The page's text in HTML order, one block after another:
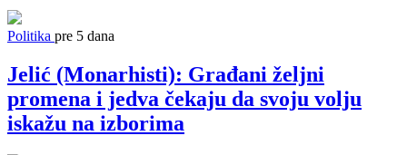
Politika pre 5 dana
Jelić (Monarhisti): Građani željni
promena i jedva čekaju da svoju volju
iskažu na izborima